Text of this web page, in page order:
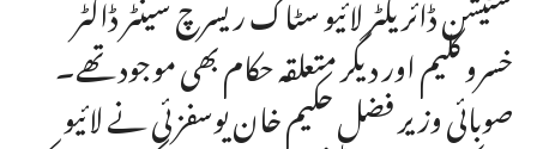
خسرو کلیم اور دیگر متعلقہ حکام بھی موجود تھے۔
صوبائی وزیر فضل حکیم خان یوسفزئی نے لائیو